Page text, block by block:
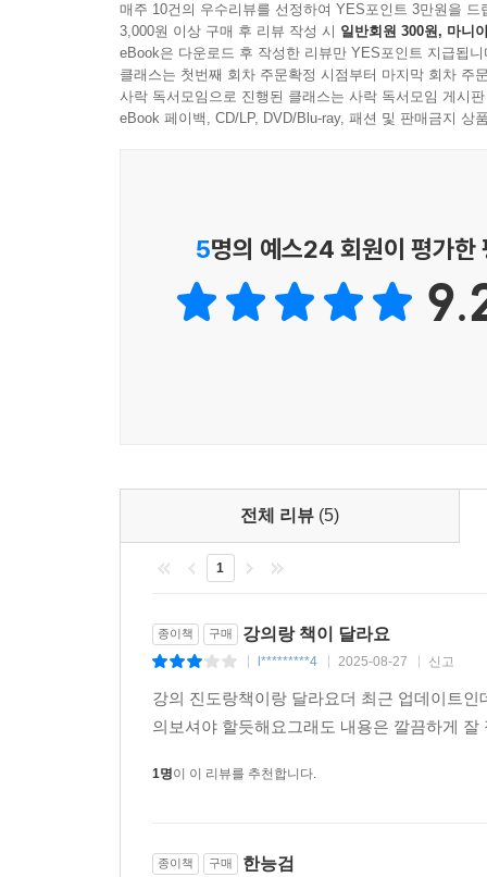
「한국사능력검정시험의 출제 특징」
1. 삽화, 뉴스, 가상 신문 기사 및 가상 인물 대화
개념 위주로 출제되므로 키워드만 찾는다면 충분
4. 사고력과 문제 해결 능력을 통해 논리적으로
있으므로, 최소한의 배경 지식만으로도 해결 가능
3. “전한길한능검 APP”을 활용하면 시간과 장소
실력을 확장할 수 있으며, 한능검에 필요한 다양한
「2025 전한길 한능검 필기노트의 구성과 특징」
“사실 이 책은 세상에 나오면 안 되는 책이다.”
실시하는 시험이다. 그런데 이 책은 시험의 본래
합격의 비법서, 나쁘게 말하면 사기 같은 책이 될
대체되었고, 이에 따라 수험생들의 요청에 의해서
매주 10건의 우수리뷰를 선정하여 YES포인트 3만원을 드
3,000원 이상 구매 후 리뷰 작성 시 일반회원 300원, 마니
eBook은 다운로드 후 작성한 리뷰만 YES포인트 지급됩니
클래스는 첫번째 회차 주문확정 시점부터 마지막 회차 주
사락 독서모임으로 진행된 클래스는 사락 독서모임 게시
eBook 페이백, CD/LP, DVD/Blu-ray, 패션 및 판매금지 상
5명의 예스24 회원이 평가한
전체 리뷰 (5)
1
종이책 구매 강의랑 책이 달라요
l*********4 2025-08-27 신고
강의 진도랑책이랑 달라요더 최근 업데이트
의보셔야 할듯해요그래도 내용은 깔끔하게
1명이 이 리뷰를 추천합니다.
종이책 구매 한능검